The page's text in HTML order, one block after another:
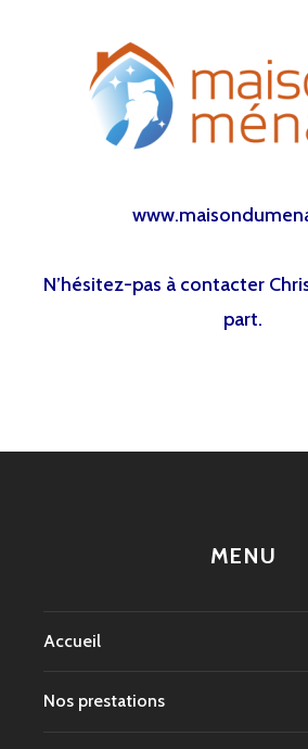
N’hésitez-pas à contacter
part.
MENU
Accueil
Nos prestations